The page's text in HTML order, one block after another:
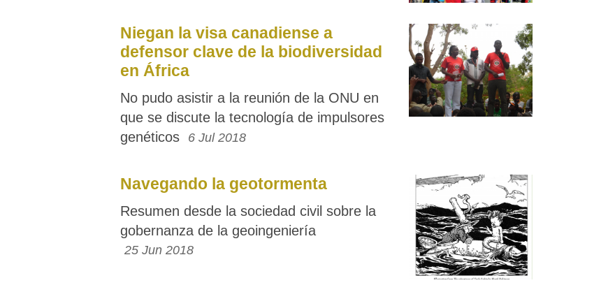
Niegan la visa canadiense a
defensor clave de la biodiversidad
en África
No pudo asistir a la reunión de la ONU en
que se discute la tecnología de impulsores
genéticos
6 Jul 2018
Navegando la geotormenta
Resumen desde la sociedad civil sobre la
gobernanza de la geoingeniería
25 Jun 2018